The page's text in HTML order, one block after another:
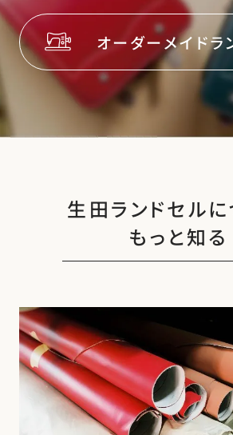
オーダーメイドラ
生田ランドセルに
もっと知る